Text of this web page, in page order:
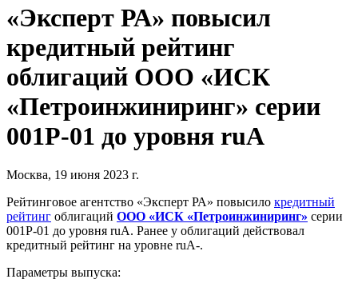
«Эксперт РА» повысил
кредитный рейтинг
облигаций ООО «ИСК
«Петроинжиниринг» серии
001P-01 до уровня ruA
Москва, 19 июня 2023 г.
Рейтинговое агентство «Эксперт РА» повысило кредитный
рейтинг облигаций ООО «ИСК «Петроинжиниринг» серии
001P-01 до уровня ruA. Ранее у облигаций действовал
кредитный рейтинг на уровне ruA-.
Параметры выпуска: